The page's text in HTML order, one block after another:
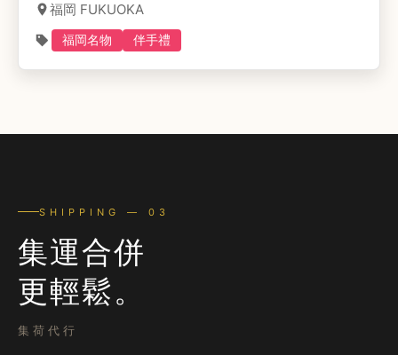
福岡 FUKUOKA
福岡名物 伴手禮
SHIPPING — 03
集運合併
更輕鬆。
集荷代行